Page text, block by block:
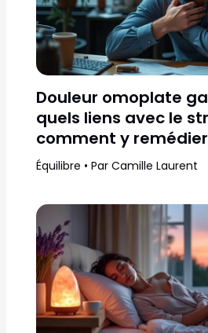
Douleur omoplate
quels liens avec le
comment y
Équilibre • Par Camille Laurent